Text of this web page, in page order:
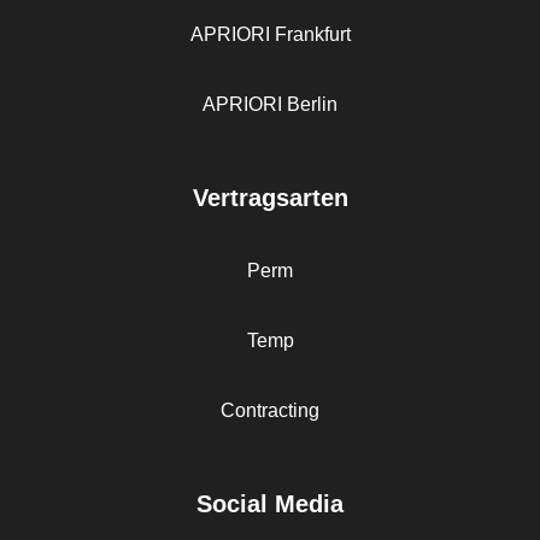
APRIORI Frankfurt
APRIORI Berlin
Vertragsarten
Perm
Temp
Contracting
Social Media